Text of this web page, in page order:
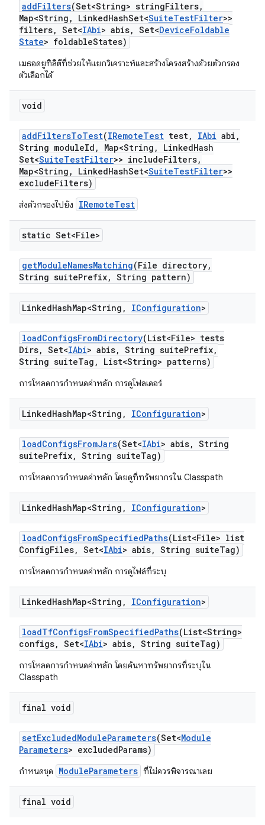
addFilters(Set<String> stringFilters,
Map<String , LinkedHashSet<SuiteTestFilter>>
filters, Set<IAbi> abis, Set<DeviceFoldable
State> foldableStates)
เมธอดยูทิลิตีที่ช่วยให้แยกวิเคราะห์และสร้างโครงสร้างด้วยตัวกรอง
ตัวเลือกได้
void
addFiltersToTest(IRemoteTest test, IAbi abi ,
String moduleId , Map<String , LinkedHash
Set<SuiteTestFilter>> includeFilters,
Map<String , LinkedHashSet<SuiteTestFilter>>
excludeFilters)
ส่งตัวกรองไปยัง IRemoteTest
static Set<File>
getModuleNamesMatching(File directory,
String suitePrefix, String pattern)
LinkedHashMap<String , IConfiguration>
loadConfigsFromDirectory(List<File> tests
Dirs, Set<IAbi> abis, String suitePrefix,
String suiteTag , List<String> patterns)
การโหลดการกำหนดค่าหลัก การดูโฟลเดอร์
LinkedHashMap<String , IConfiguration>
loadConfigsFromJars(Set<IAbi> abis, String
suitePrefix, String suiteTag)
การโหลดการกำหนดค่าหลัก โดยดูที่ทรัพยากรใน Classpath
LinkedHashMap<String , IConfiguration>
loadConfigsFromSpecifiedPaths(List<File> list
ConfigFiles, Set<IAbi> abis, String suiteTag)
การโหลดการกำหนดค่าหลัก การดูไฟล์ที่ระบุ
LinkedHashMap<String , IConfiguration>
loadTfConfigsFromSpecifiedPaths(List<String>
configs, Set<IAbi> abis, String suiteTag)
การโหลดการกำหนดค่าหลัก โดยค้นหาทรัพยากรที่ระบุใน
Classpath
final void
setExcludedModuleParameters(Set<Module
Parameters> excludedParams)
กำหนดชุด ModuleParameters ที่ไม่ควรพิจารณาเลย
final void